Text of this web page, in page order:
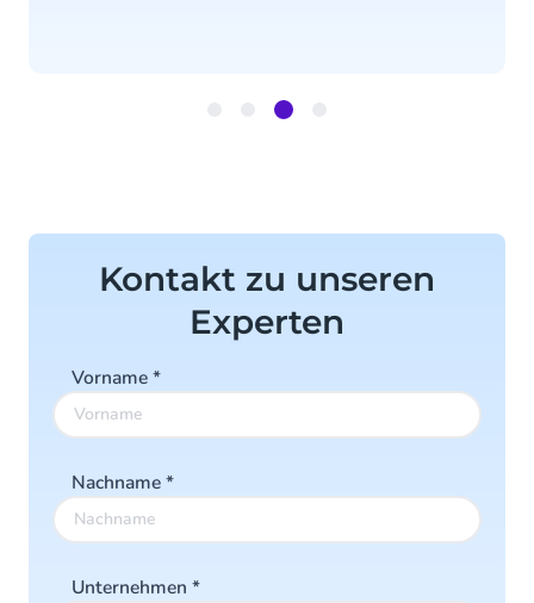
4
Kontakt zu unseren
Experten
Vorname*
Nachname*
Unternehmen *